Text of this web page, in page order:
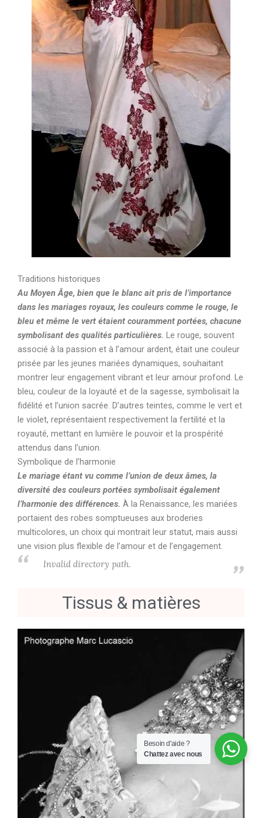
Traditions historiques
Au Moyen Âge, bien que le blanc ait pris de l’importance
dans les mariages royaux, les couleurs comme le rouge, le
bleu et même le vert étaient couramment portées, chacune
symbolisant des qualités particulières. Le rouge, souvent
associé à la passion et à l’amour ardent, était une couleur
prisée par les jeunes mariées dynamiques, souhaitant
montrer leur engagement vibrant et leur amour profond. Le
bleu, couleur de la loyauté et de la sagesse, symbolisait la
fidélité et l’union sacrée. D’autres teintes, comme le vert et
le violet, représentaient respectivement la fertilité et la
royauté, mettant en lumière le pouvoir et la prospérité
attendus dans l’union.
Symbolique de l’harmonie
Le mariage étant vu comme l’union de deux âmes, la
diversité des couleurs portées symbolisait également
l’harmonie des différences. À la Renaissance, les mariées
portaient des robes somptueuses aux broderies
multicolores, un choix qui montrait leur statut, mais aussi
une vision plus flexible de l’amour et de l’engagement.
Invalid directory path.
Tissus & matières
Besoin d'aide ?
Chattez avec nous